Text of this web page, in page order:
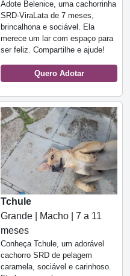
Adote Belenice, uma cachorrinha
SRD-ViraLata de 7 meses,
brincalhona e sociável. Ela
merece um lar com espaço para
ser feliz. Compartilhe e ajude!
Quero Adotar
Tchule
Grande | Macho | 7 a 11
meses
Conheça Tchule, um adorável
cachorro SRD de pelagem
caramela, sociável e carinhoso.